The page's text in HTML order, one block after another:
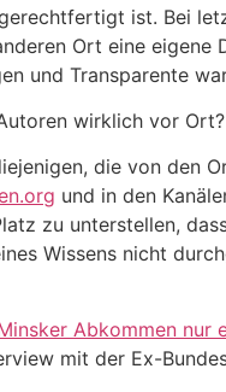
ist. Bei
Ort eine eigene
und Transparente
wirklich vor Ort?
die von den
und in den
zu unterstellen,
Wissens nicht
Abkommen nur
mit der Ex-